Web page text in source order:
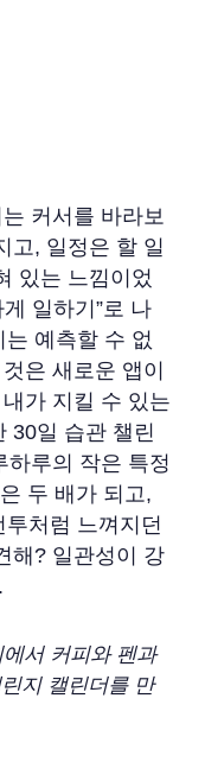
커서를 바라보
고, 일정은 할 일
있는 느낌이었
일하기”로 나
예측할 수 없
은 새로운 앱이
가 지킬 수 있는
30일 습관 챌린
하루의 작은 특정
두 배가 되고,
처럼 느껴지던
해? 일관성이 강
서 커피와 펜과
지 캘린더를 만